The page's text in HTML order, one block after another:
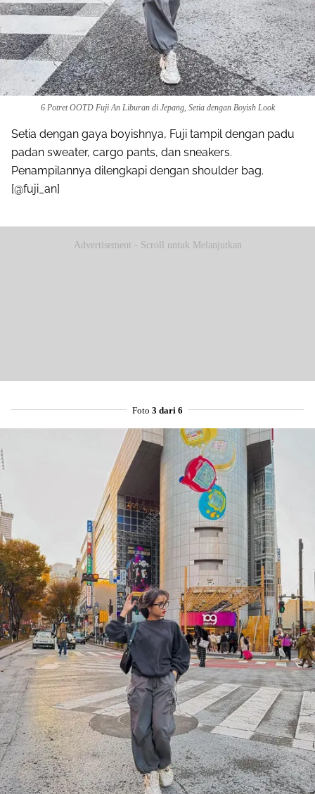
6 Potret OOTD Fuji An Liburan di Jepang, Setia dengan Boyish Look
Setia dengan gaya boyishnya, Fuji tampil dengan padu
padan sweater, cargo pants, dan sneakers.
Penampilannya dilengkapi dengan shoulder bag.
[@fuji_an]
Advertisement - Scroll untuk Melanjutkan
Foto 3 dari 6